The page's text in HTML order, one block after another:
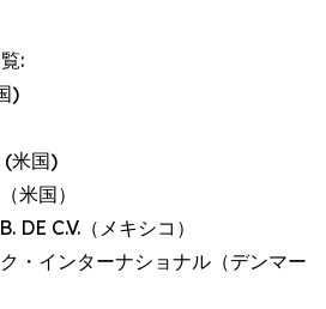
:
)
(米国)
米国）
DE C.V.（メキシコ）
・インターナショナル（デンマー